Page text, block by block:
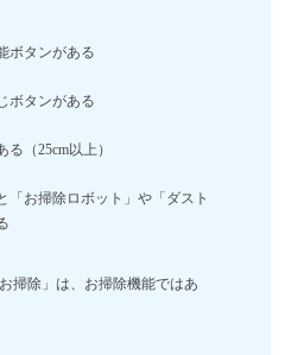
ボタンがある
ボタンがある
（25cm以上）
「お掃除ロボット」や「ダスト
掃除」は、お掃除機能ではあ